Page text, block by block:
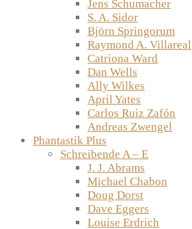
Jens Schumacher
S. A. Sidor
Björn Springorum
Raymond A. Villareal
Catriona Ward
Dan Wells
Ally Wilkes
April Yates
Carlos Ruiz Zafón
Andreas Zwengel
Phantastik Plus
Schreibende A – E
J. J. Abrams
Michael Chabon
Doug Dorst
Dave Eggers
Louise Erdrich